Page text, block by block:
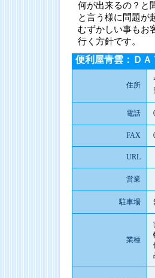
何が出来るの？と
と言う様に問題が
むずかしい事もお
行く方針です。
便利屋青雲：ＤＡ
住所
電話
FAX
URL
営業
駐車場
業種